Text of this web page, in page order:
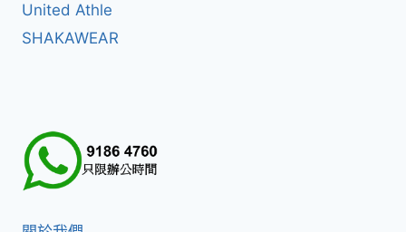
United Athle
SHAKAWEAR